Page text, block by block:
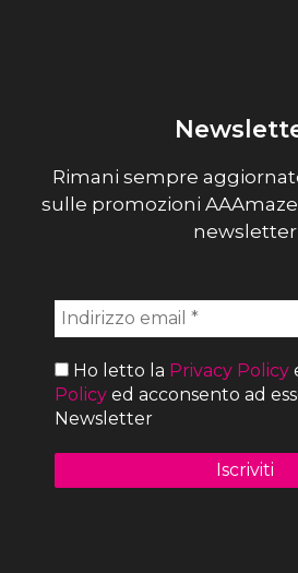
Rimani sempre
sulle promozioni
newsletter
Ho letto la Privacy Policy
Policy ed acconsento ad
Newsletter